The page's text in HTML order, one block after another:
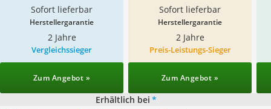
Sofort lieferbar Sofort lieferbar
Herstellergarantie
2 Jahre
Herstellergarantie
2 Jahre
Vergleichssieger
Zum Angebot »
Preis-Leistungs-Sieger
Zum Angebot »
Erhältlich bei *